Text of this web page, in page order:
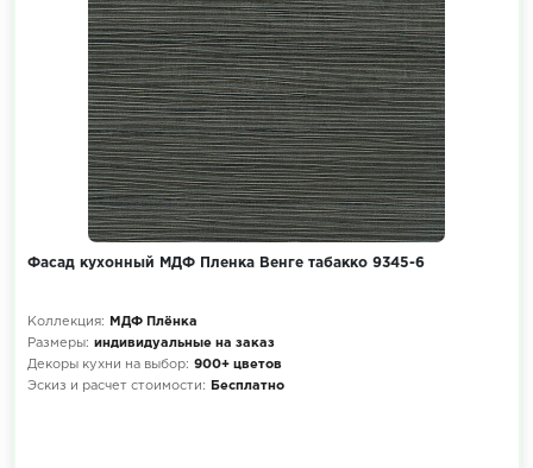
Фасад кухонный МДФ Пленка Венге табакко 9345-6
Коллекция:
МДФ Плёнка
Размеры: индивидуальные на заказ
Декоры кухни на выбор: 900+ цветов
Эскиз и расчет стоимости:
Бесплатно